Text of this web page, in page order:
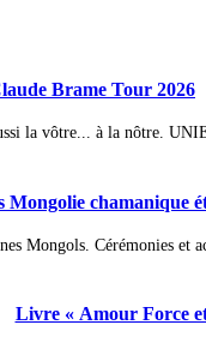
Brame Tour 2026
la vôtre... à la nôtre.
Mongolie chamanique
Mongols. Cérémonies et
Livre « Amour Force